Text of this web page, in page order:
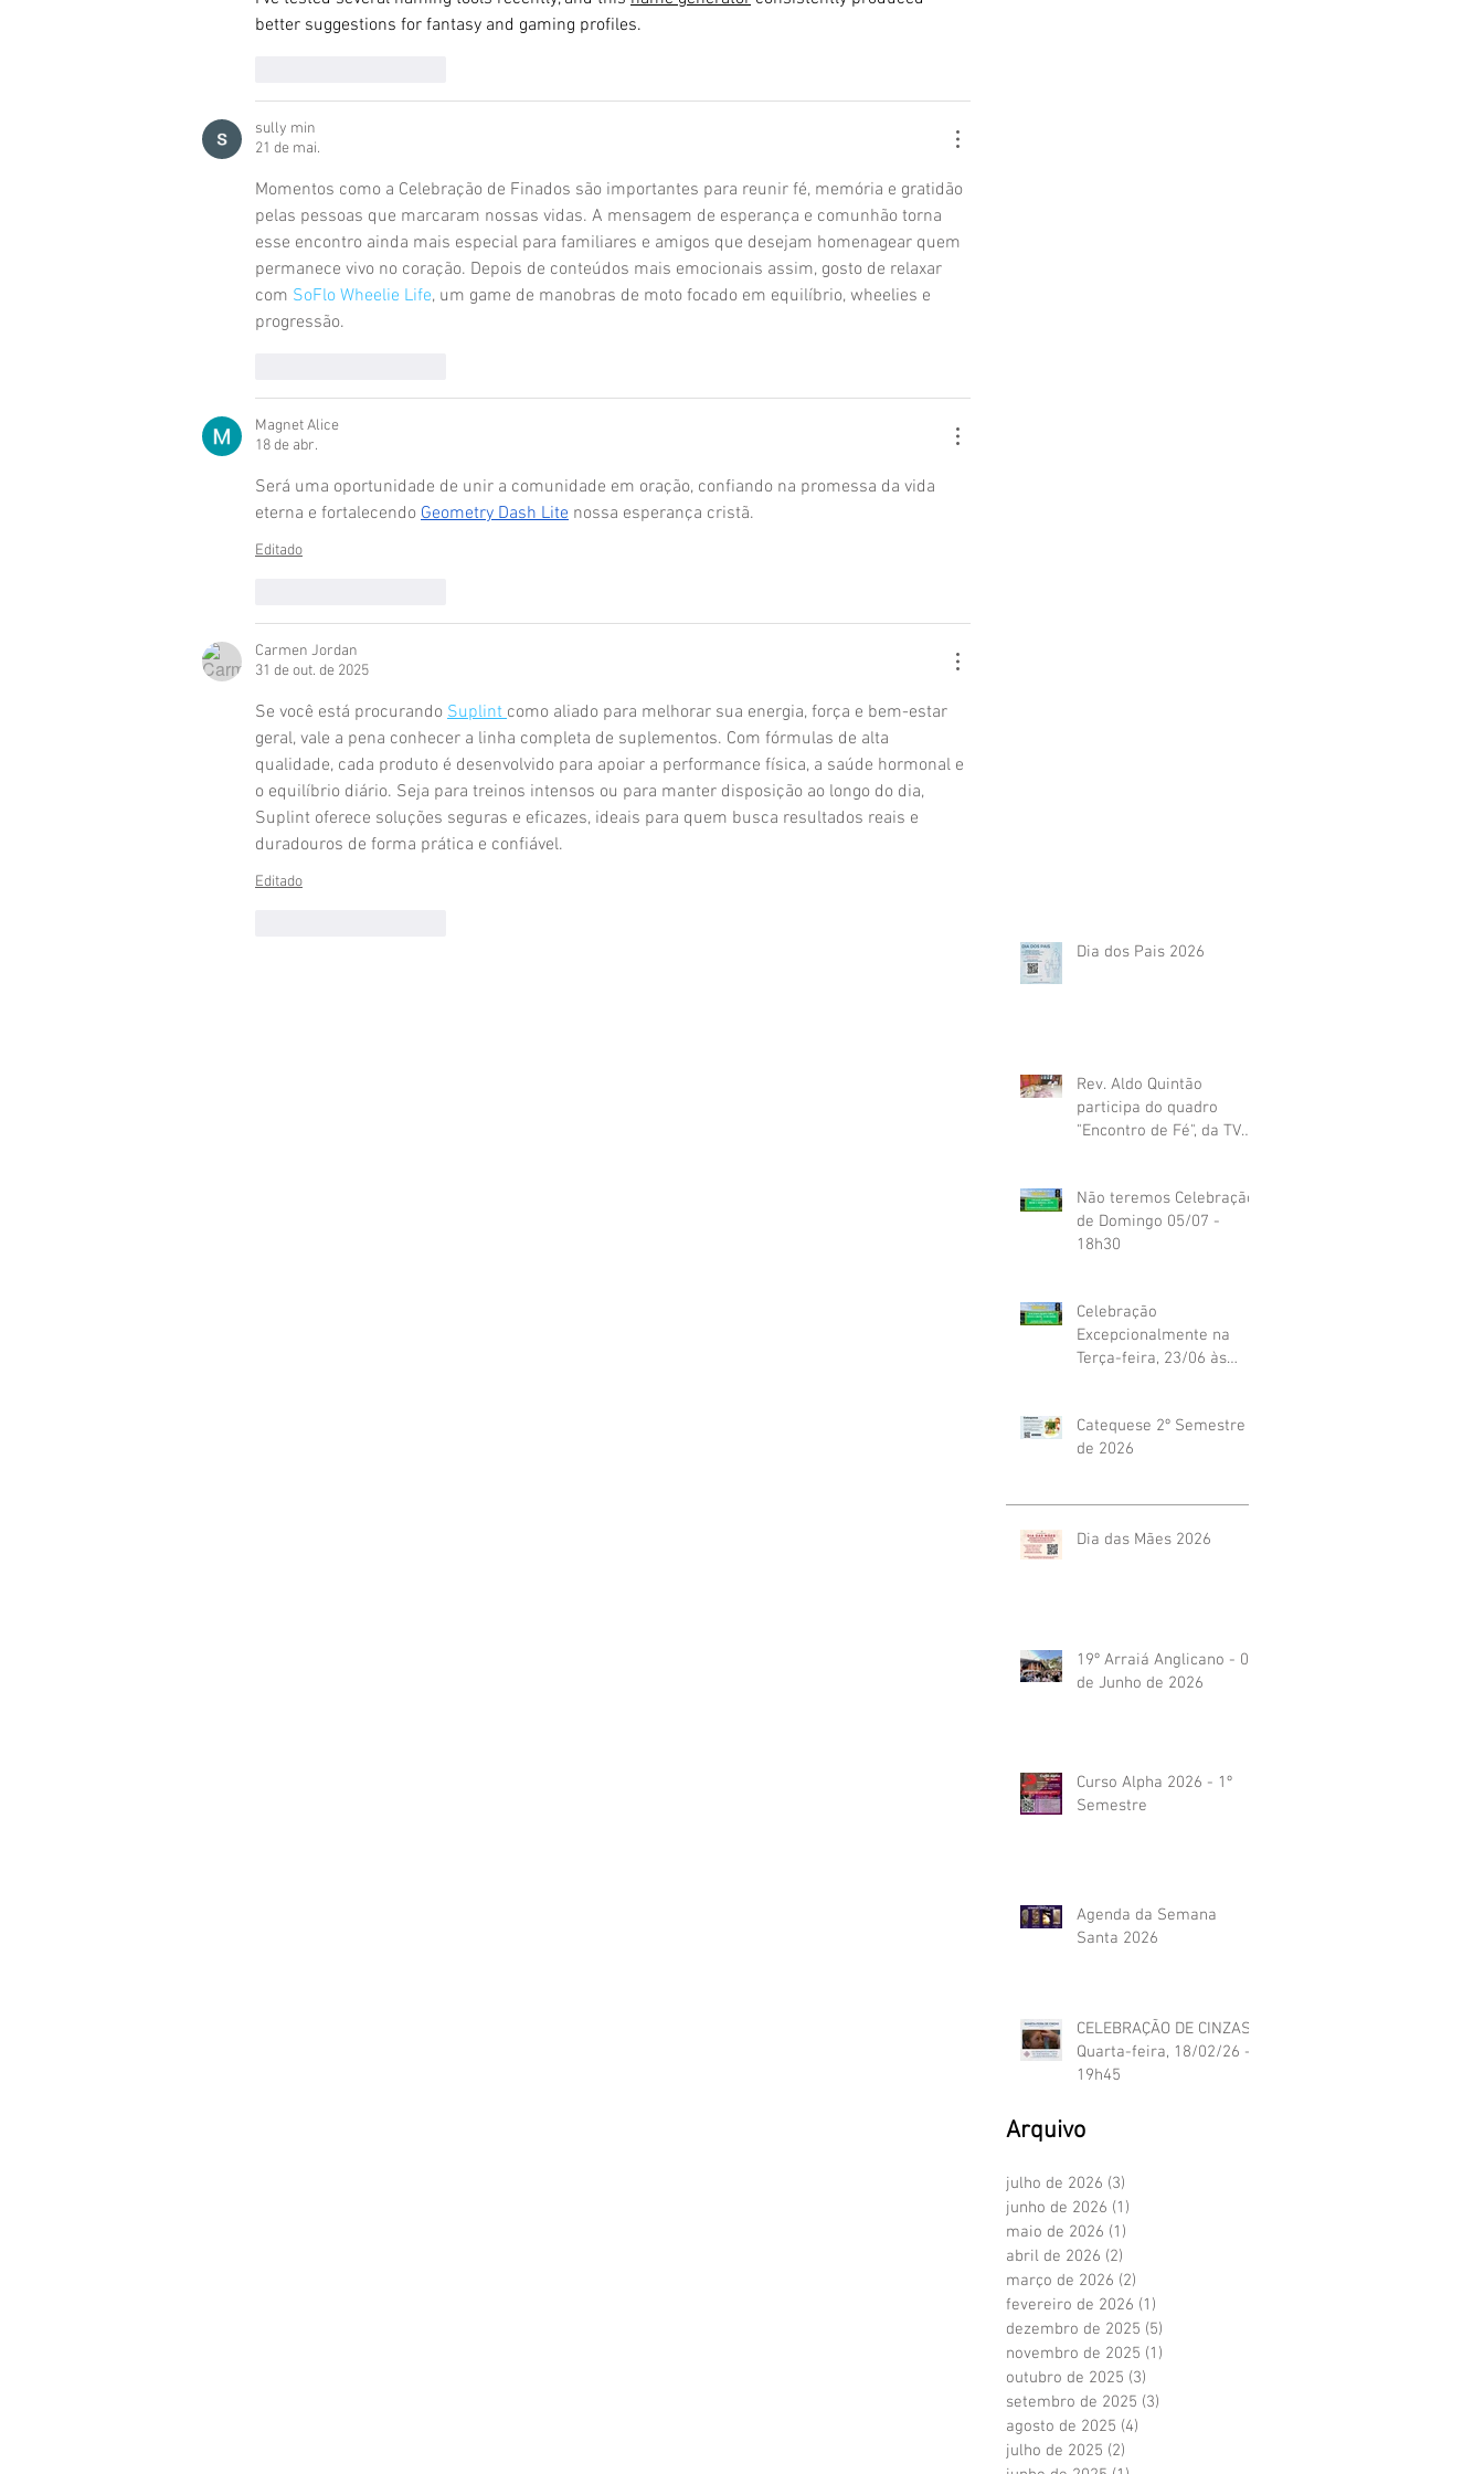
better suggestions for fantasy and gaming profiles.
sully min
21 de mai.
Momentos como a Celebração de Finados são importantes para reunir fé, memória e gratidão
pelas pessoas que marcaram nossas vidas. A mensagem de esperança e comunhão torna
esse encontro ainda mais especial para familiares e amigos que desejam homenagear quem
permanece vivo no coração. Depois de conteúdos mais emocionais assim, gosto de relaxar
com SoFlo Wheelie Life, um game de manobras de moto focado em equilíbrio, wheelies e
progressão.
Magnet Alice
18 de abr.
Será uma oportunidade de unir a comunidade em oração, confiando na promessa da vida
eterna e fortalecendo Geometry Dash Lite nossa esperança cristã.
Editado
Carmen Jordan
31 de out. de 2025
Se você está procurando Suplint como aliado para melhorar sua energia, força e bem-estar
geral, vale a pena conhecer a linha completa de suplementos. Com fórmulas de alta
qualidade, cada produto é desenvolvido para apoiar a performance física, a saúde hormonal e
o equilíbrio diário. Seja para treinos intensos ou para manter disposição ao longo do dia,
Suplint oferece soluções seguras e eficazes, ideais para quem busca resultados reais e
duradouros de forma prática e confiável.
Editado
Dia dos Pais 2026
Rev. Aldo Quintão
participa do quadro
"Encontro de Fé", da TV
Não teremos Celebração
de Domingo 05/07 -
18h30
Celebração
Excepcionalmente na
Terça-feira, 23/06 às
Catequese 2º Semestre
de 2026
Dia das Mães 2026
19º Arraiá Anglicano - 04
de Junho de 2026
Curso Alpha 2026 - 1º
Semestre
Agenda da Semana
Santa 2026
CELEBRAÇÃO DE CINZAS:
Quarta-feira, 18/02/26 -
19h45
Arquivo
julho de 2026 (3)
junho de 2026 (1)
maio de 2026 (1)
abril de 2026 (2)
março de 2026 (2)
fevereiro de 2026 (1)
dezembro de 2025 (5)
novembro de 2025 (1)
outubro de 2025 (3)
setembro de 2025 (3)
agosto de 2025 (4)
julho de 2025 (2)